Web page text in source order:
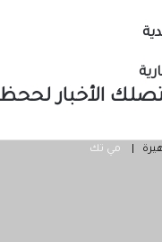
الأخبار
مي تك